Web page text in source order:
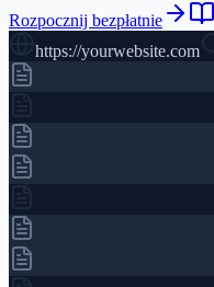
Rozpocznij bezpłatnie
https://yourwebsite.com